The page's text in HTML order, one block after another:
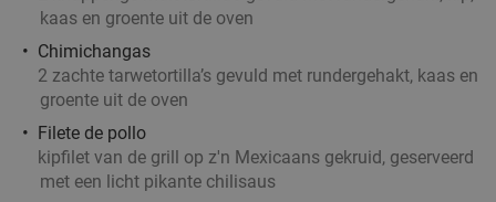
kaas en groente uit de oven
Chimichangas
2 zachte tarwetortilla’s gevuld met rundergehakt, kaas en
groente uit de oven
Filete de pollo
kipfilet van de grill op z'n Mexicaans gekruid, geserveerd
met een licht pikante chilisaus